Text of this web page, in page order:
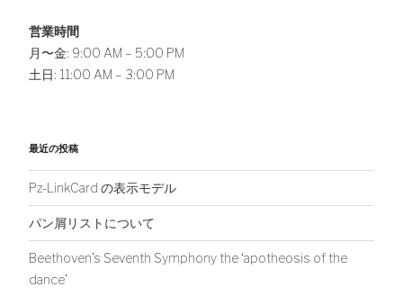
営業時間
月〜金: 9:00 AM – 5:00 PM
土日: 11:00 AM – 3:00 PM
最近の投稿
Pz-LinkCard の表示モデル
パン屑リストについて
Beethoven’s Seventh Symphony the ‘apotheosis of the
dance’